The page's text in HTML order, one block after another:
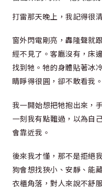
打雷那天晚上，我記得很
窗外閃電剛亮，轟隆聲就
經不見了。客廳沒有，床
找到牠。牠的身體貼著冰
睛睜得很圓，卻不敢看我。
我一開始想把牠抱出來，
一刻我有點難過，以為自
會靠近我。
後來我才懂，那不是拒絕
狗會想找狹小、安靜、能
衣櫃角落，對人來說不舒